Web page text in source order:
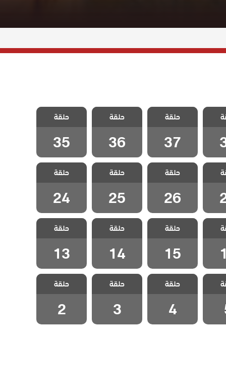
مسلسل حبات
اللؤلؤ الحلقة
37
حلقة
37
مسلسل حبات
اللؤلؤ الحلقة
36
حلقة
36
مسلسل حبات
اللؤلؤ الحلقة
35
حلقة
35
مسلسل حبات
اللؤلؤ الحلقة
26
حلقة
26
مسلسل حبات
اللؤلؤ الحلقة
25
حلقة
25
مسلسل حبات
اللؤلؤ الحلقة
24
حلقة
24
مسلسل حبات
اللؤلؤ الحلقة
15
حلقة
15
مسلسل حبات
اللؤلؤ الحلقة
14
حلقة
14
مسلسل حبات
اللؤلؤ الحلقة
13
حلقة
13
5
مسلسل حبات
اللؤلؤ الحلقة 4
حلقة
4
مسلسل حبات
اللؤلؤ الحلقة 3
حلقة
3
مسلسل حبات
اللؤلؤ الحلقة 2
حلقة
2